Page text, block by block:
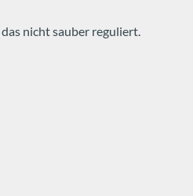
nicht sauber reguliert.